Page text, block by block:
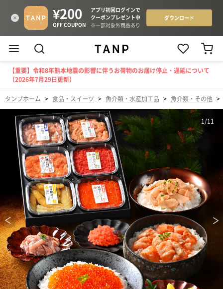
【重要】令和8年熊本地震の影響に伴うお荷物のお届け停止・遅延について
（2026年7月29日更新）
タンプホーム > 食品・スイーツ > 魚介類・水産加工品 > 魚介類・その他 >
1/11